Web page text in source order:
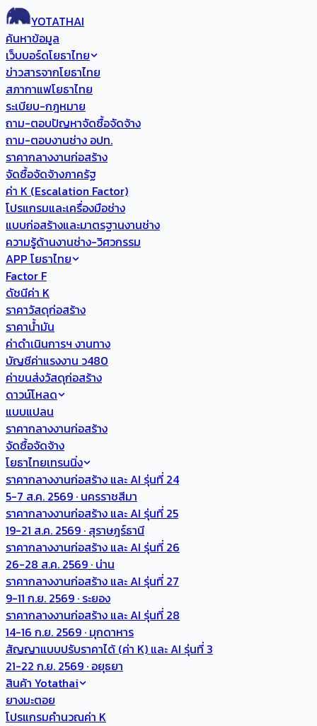
YOTATHAI
ค้นหาข้อมูล
เว็บบอร์ดโยธาไทย
ข่าวสารจากโยธาไทย
สภากาแฟโยธาไทย
ระเบียบ-กฎหมาย
ถาม-ตอบปัญหาจัดซื้อจัดจ้าง
ถาม-ตอบงานช่าง อปท.
ราคากลางงานก่อสร้าง
จัดซื้อจัดจ้างภาครัฐ
ค่า K (Escalation Factor)
โปรแกรมและเครื่องมือช่าง
แบบก่อสร้างและมาตรฐานงานช่าง
ความรู้ด้านงานช่าง-วิศวกรรม
APP โยธาไทย
Factor F
ดัชนีค่า K
ราคาวัสดุก่อสร้าง
ราคาน้ำมัน
ค่าดำเนินการฯ งานทาง
บัญชีค่าแรงงาน ว480
ค่าขนส่งวัสดุก่อสร้าง
ดาวน์โหลด
แบบแปลน
ราคากลางงานก่อสร้าง
จัดซื้อจัดจ้าง
โยธาไทยเทรนนิ่ง
ราคากลางงานก่อสร้าง และ AI รุ่นที่ 24
5-7 ส.ค. 2569 · นครราชสีมา
ราคากลางงานก่อสร้าง และ AI รุ่นที่ 25
19-21 ส.ค. 2569 · สุราษฎร์ธานี
ราคากลางงานก่อสร้าง และ AI รุ่นที่ 26
26-28 ส.ค. 2569 · น่าน
ราคากลางงานก่อสร้าง และ AI รุ่นที่ 27
9-11 ก.ย. 2569 · ระยอง
ราคากลางงานก่อสร้าง และ AI รุ่นที่ 28
14-16 ก.ย. 2569 · มุกดาหาร
สัญญาแบบปรับราคาได้ (ค่า K) และ AI รุ่นที่ 3
21-22 ก.ย. 2569 · อยุธยา
สินค้า Yotathai
ยางมะตอย
โปรแกรมคำนวณค่า K